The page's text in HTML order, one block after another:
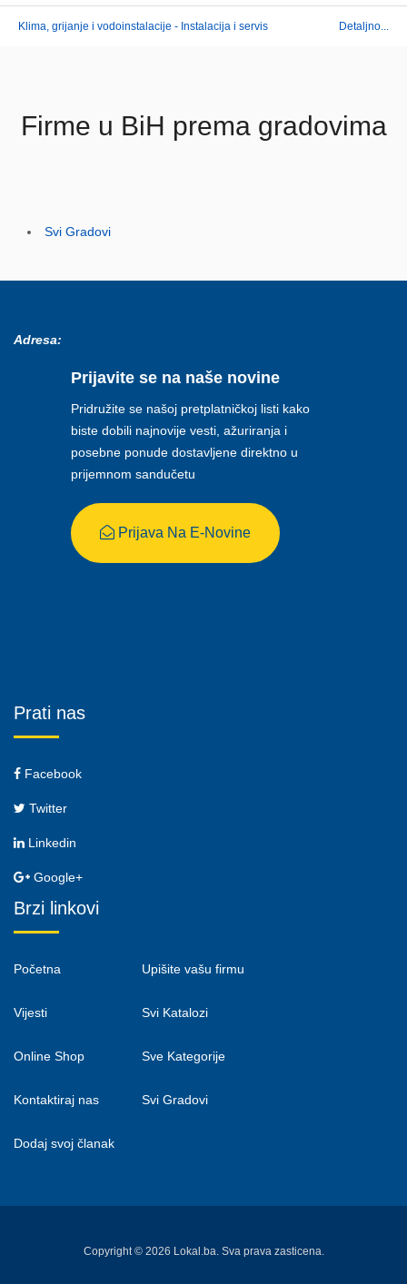
Klima, grijanje i vodoinstalacije - Instalacija i servis Detaljno...
Firme u BiH prema gradovima
Svi Gradovi
Adresa:
Prijavite se na naše novine
Pridružite se našoj pretplatničkoj listi kako
biste dobili najnovije vesti, ažuriranja i
posebne ponude dostavljene direktno u
prijemnom sandučetu
Prijava Na E-Novine
Prati nas
Facebook
Twitter
Linkedin
Google+
Brzi linkovi
Početna
Vijesti
Online Shop
Kontaktiraj nas
Dodaj svoj članak
Upišite vašu firmu
Svi Katalozi
Sve Kategorije
Svi Gradovi
Copyright © 2026 Lokal.ba. Sva prava zasticena.